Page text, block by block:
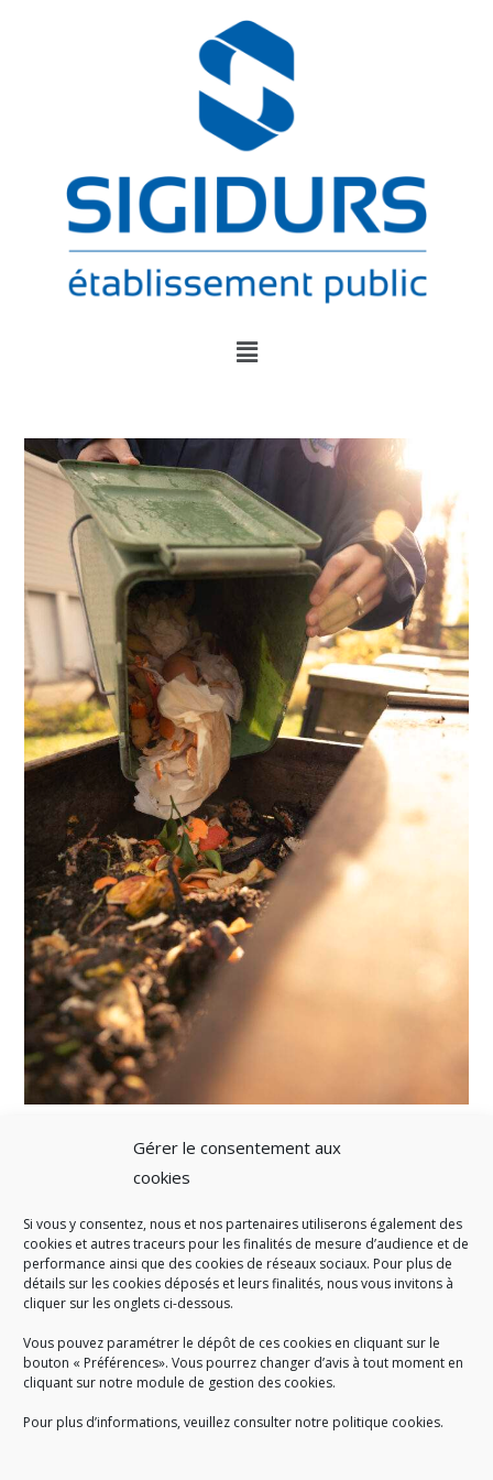
Gérer le consentement aux
cookies
Si vous y consentez, nous et nos partenaires utiliserons également des
cookies et autres traceurs pour les finalités de mesure d’audience et de
performance ainsi que des cookies de réseaux sociaux. Pour plus de
détails sur les cookies déposés et leurs finalités, nous vous invitons à
cliquer sur les onglets ci-dessous.
Vous pouvez paramétrer le dépôt de ces cookies en cliquant sur le
bouton « Préférences». Vous pourrez changer d’avis à tout moment en
cliquant sur notre module de gestion des cookies.
Pour plus d’informations, veuillez consulter notre politique cookies.
A SAVOIR
Créé en 1978, le Sigidurs est un établissement public quiexerce
des missions de service public : la prévention, la collecte et la
territoire.
Accueil du public :